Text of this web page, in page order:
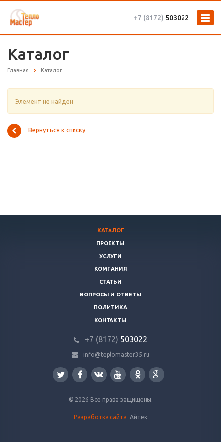
+7 (8172) 503022
Каталог
Главная Каталог
Элемент не найден
Вернуться к списку
КАТАЛОГ
ПРОЕКТЫ
УСЛУГИ
КОМПАНИЯ
СТАТЬИ
ВОПРОСЫ И ОТВЕТЫ
ПОЛИТИКА
КОНТАКТЫ
+7 (8172) 503022
info@teplomaster35.ru
© 2026 Все права защищены.
Разработка сайта Айтек